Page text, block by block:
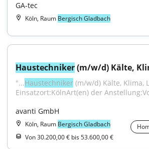
GA-tec
Köln, Raum Bergisch Gladbach
Haustechniker (m/w/d) Kälte,
"...Haustechniker (m/w/d) Kälte, Klima,
Einsatzort:KölnArt(en) der
avanti GmbH
Köln, Raum Bergisch Gladbach
Von 30.200,00 € bis 53.600,00 €